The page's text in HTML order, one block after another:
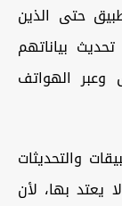
حتى الذين
بياناتهم
وعبر الهواتف
والتحديثات
يعتد بها، لأن